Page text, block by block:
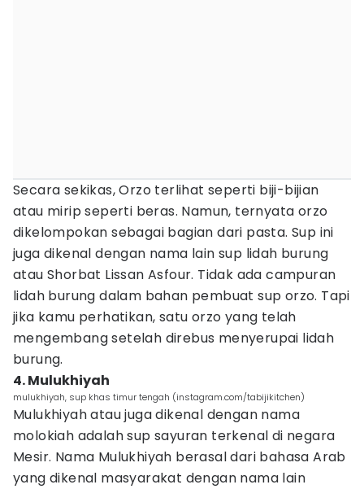
Secara sekikas, Orzo terlihat seperti biji-bijian
atau mirip seperti beras. Namun, ternyata orzo
dikelompokan sebagai bagian dari pasta. Sup ini
juga dikenal dengan nama lain sup lidah burung
atau Shorbat Lissan Asfour. Tidak ada campuran
lidah burung dalam bahan pembuat sup orzo. Tapi
jika kamu perhatikan, satu orzo yang telah
mengembang setelah direbus menyerupai lidah
burung.
4. Mulukhiyah
mulukhiyah, sup khas timur tengah (instagram.com/tabijikitchen)
Mulukhiyah atau juga dikenal dengan nama
molokiah adalah sup sayuran terkenal di negara
Mesir. Nama Mulukhiyah berasal dari bahasa Arab
yang dikenal masyarakat dengan nama lain